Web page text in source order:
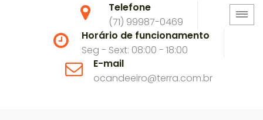
Telefone
(71) 99987-0469
Horário de funcionamento
Seg - Sext: 08:00 - 18:00
E-mail
ocandeeiro@terra.com.br